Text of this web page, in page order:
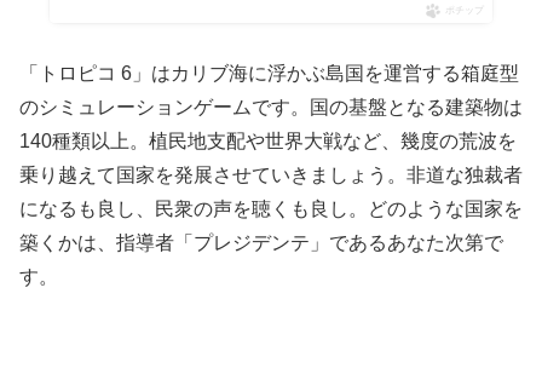
ポチップ
「トロピコ 6」はカリブ海に浮かぶ島国を運営する箱庭型
のシミュレーションゲームです。国の基盤となる建築物は
140種類以上。植民地支配や世界大戦など、幾度の荒波を
乗り越えて国家を発展させていきましょう。非道な独裁者
になるも良し、民衆の声を聴くも良し。どのような国家を
築くかは、指導者「プレジデンテ」であるあなた次第で
す。